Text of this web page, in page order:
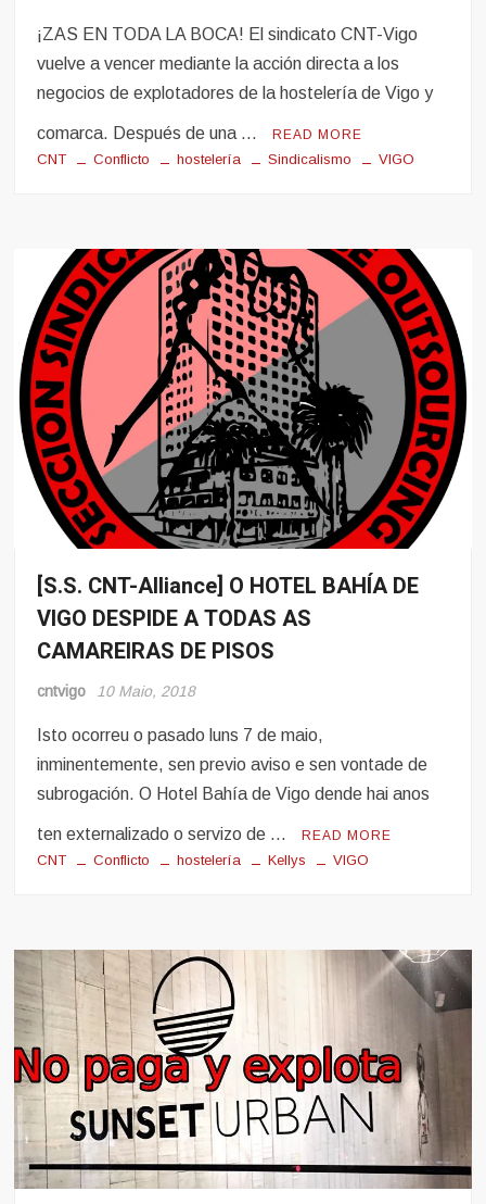
¡ZAS EN TODA LA BOCA! El sindicato CNT-Vigo
vuelve a vencer mediante la acción directa a los
negocios de explotadores de la hostelería de Vigo y
comarca. Después de una … READ MORE
CNT Conflicto hostelería Sindicalismo VIGO
Conflito
Hosteleria
Sindicalismo
[S.S. CNT-Alliance] O HOTEL BAHÍA DE
VIGO DESPIDE A TODAS AS
CAMAREIRAS DE PISOS
cntvigo 10 Maio, 2018
Isto ocorreu o pasado luns 7 de maio,
inminentemente, sen previo aviso e sen vontade de
subrogación. O Hotel Bahía de Vigo dende hai anos
ten externalizado o servizo de … READ MORE
CNT Conflicto hostelería Kellys VIGO